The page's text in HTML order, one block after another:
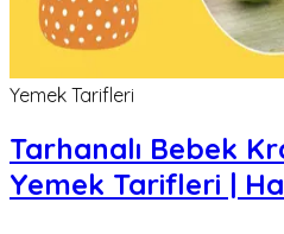
Yemek Tarifleri
Tarhanalı Bebek
Yemek Tarifleri |